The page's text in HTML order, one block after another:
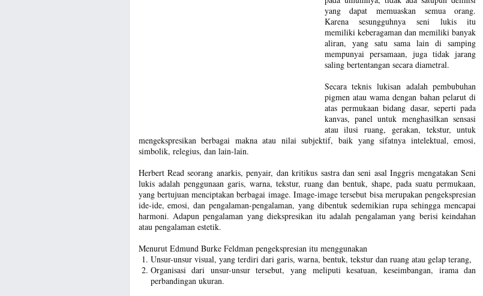
yang dapat memuaskan semua orang.
Karena sesungguhnya seni lukis itu
memiliki keberagaman dan memiliki banyak
aliran, yang satu sama lain di samping
mempunyai persamaan, juga tidak jarang
saling bertentangan secara diametral.
Secara teknis lukisan adalah pembubuhan
pigmen atau wama dengan bahan pelarut di
atas permukaan bidang dasar, seperti pada
kanvas, panel untuk menghasilkan sensasi
atau ilusi ruang, gerakan, tekstur, untuk
mengekspresikan berbagai makna atau nilai subjektif, baik yang sifatnya intelektual, emosi,
simbolik, relegius, dan lain-lain.
Herbert Read seorang anarkis, penyair, dan kritikus sastra dan seni asal Inggris mengatakan Seni
lukis adalah penggunaan garis, warna, tekstur, ruang dan bentuk, shape, pada suatu permukaan,
yang bertujuan menciptakan berbagai image. Image-image tersebut bisa merupakan pengekspresian
ide-ide, emosi, dan pengalaman-pengalaman, yang dibentuk sedemikian rupa sehingga mencapai
harmoni. Adapun pengalaman yang diekspresikan itu adalah pengalaman yang berisi keindahan
atau pengalaman estetik.
Menurut Edmund Burke Feldman pengekspresian itu menggunakan
Unsur-unsur visual, yang terdiri dari garis, warna, bentuk, tekstur dan ruang atau gelap terang,
Organisasi dari unsur-unsur tersebut, yang meliputi kesatuan, keseimbangan, irama dan
perbandingan ukuran.